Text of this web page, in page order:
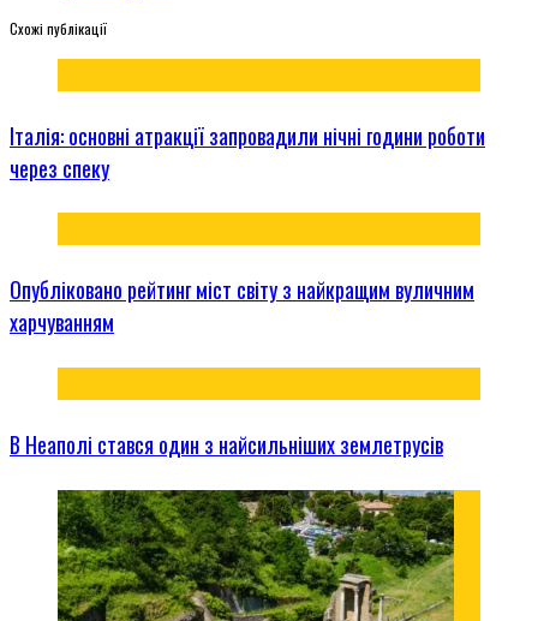
Cхожі публікації
Італія: основні атракції запровадили нічні години роботи
через спеку
Опубліковано рейтинг міст світу з найкращим вуличним
харчуванням
В Неаполі стався один з найсильніших землетрусів